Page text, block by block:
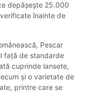
depășește 25.000
înainte de
Pescar
față de standarde
cuprinde lansete,
și o varietate de
printre care se